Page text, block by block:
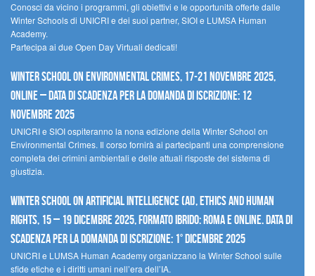
Conosci da vicino i programmi, gli obiettivi e le opportunità offerte dalle
Winter Schools di UNICRI e dei suoi partner, SIOI e LUMSA Human
Academy.
Partecipa ai due Open Day Virtuali dedicati!
Winter School on Environmental Crimes, 17-21 novembre 2025,
Online – Data di scadenza per la domanda di iscrizione: 12
novembre 2025
UNICRI e SIOI ospiteranno la nona edizione della Winter School on
Environmental Crimes. Il corso fornirà ai partecipanti una comprensione
completa dei crimini ambientali e delle attuali risposte del sistema di
giustizia.
Winter School on Artificial Intelligence (AI), Ethics and Human
Rights, 15 – 19 dicembre 2025, Formato Ibrido: Roma e online. Data di
scadenza per la domanda di iscrizione: 1° dicembre 2025
UNICRI e LUMSA Human Academy organizzano la Winter School sulle
sfide etiche e i diritti umani nell’era dell’IA.